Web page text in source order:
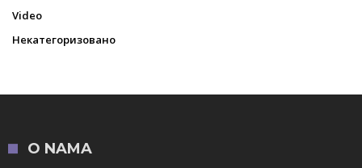
Video
Некатегоризовано
O NAMA